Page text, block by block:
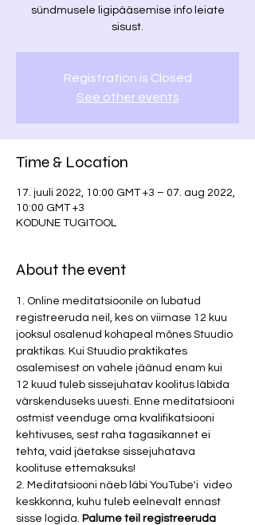
sündmusele ligipääsemise info leiate
sisust.
Registration is Closed
See other events
Time & Location
17. juuli 2022, 10:00 GMT +3 – 07. aug 2022,
10:00 GMT +3
KODUNE TUGITOOL
About the event
1. Online meditatsioonile on lubatud
registreeruda neil, kes on viimase 12 kuu
jooksul osalenud kohapeal mõnes Stuudio
praktikas. Kui Stuudio praktikates
osalemisest on vahele jäänud enam kui
12 kuud tuleb sissejuhatav koolitus läbida
värskenduseks uuesti. Enne meditatsiooni
ostmist veenduge oma kvalifikatsiooni
kehtivuses, sest raha tagasikannet ei
tehta, vaid jäetakse sissejuhatava
koolituse ettemaksuks!
2. Meditatsiooni näeb läbi YouTube'i  video
keskkonna, kuhu tuleb eelnevalt ennast
sisse logida. Palume teil registreeruda